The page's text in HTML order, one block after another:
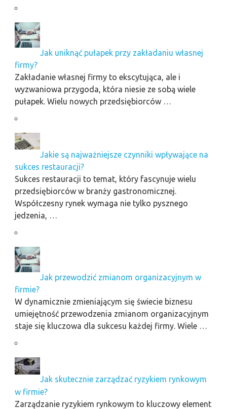
Jak uniknąć pułapek przy zakładaniu własnej
firmy?
Zakładanie własnej firmy to ekscytująca, ale i
wyzwaniowa przygoda, która niesie ze sobą wiele
pułapek. Wielu nowych przedsiębiorców …
Jakie są najważniejsze czynniki wpływające na
sukces restauracji?
Sukces restauracji to temat, który fascynuje wielu
przedsiębiorców w branży gastronomicznej.
Współczesny rynek wymaga nie tylko pysznego
jedzenia, …
Jak przewodzić zmianom organizacyjnym w
firmie?
W dynamicznie zmieniającym się świecie biznesu
umiejętność przewodzenia zmianom organizacyjnym
staje się kluczowa dla sukcesu każdej firmy. Wiele …
Jak skutecznie zarządzać ryzykiem rynkowym
w firmie?
Zarządzanie ryzykiem rynkowym to kluczowy element